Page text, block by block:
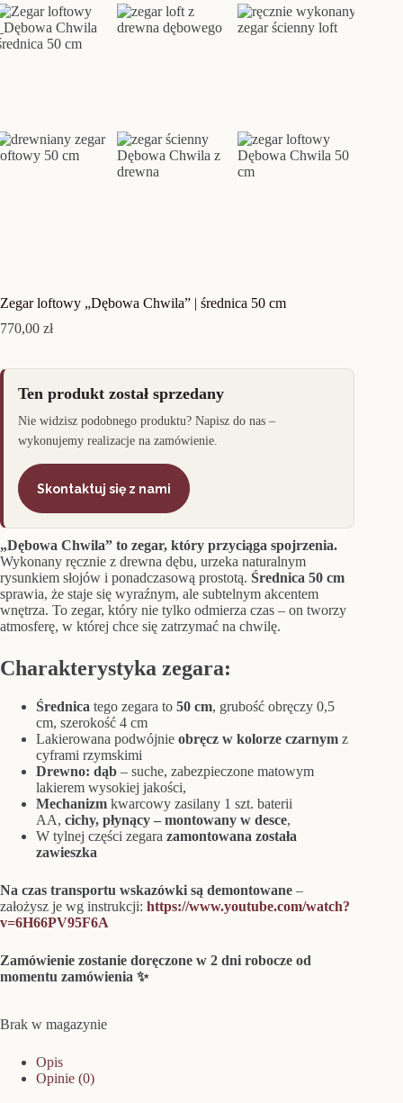
Zegar loftowy „Dębowa Chwila” | średnica 50 cm
770,00 zł
Ten produkt został sprzedany
Nie widzisz podobnego produktu? Napisz do nas –
wykonujemy realizacje na zamówienie.
Skontaktuj się z nami
„Dębowa Chwila” to zegar, który przyciąga spojrzenia.
Wykonany ręcznie z drewna dębu, urzeka naturalnym
rysunkiem słojów i ponadczasową prostotą. Średnica 50 cm
sprawia, że staje się wyraźnym, ale subtelnym akcentem
wnętrza. To zegar, który nie tylko odmierza czas – on tworzy
atmosferę, w której chce się zatrzymać na chwilę.
Charakterystyka zegara:
Średnica tego zegara to 50 cm, grubość obręczy 0,5
cm, szerokość 4 cm
Lakierowana podwójnie obręcz w kolorze czarnym z
cyframi rzymskimi
Drewno: dąb – suche, zabezpieczone matowym
lakierem wysokiej jakości,
Mechanizm kwarcowy zasilany 1 szt. baterii
AA, cichy, płynący – montowany w desce,
W tylnej części zegara zamontowana została
zawieszka
Na czas transportu wskazówki są demontowane –
założysz je wg instrukcji: https://www.youtube.com/watch?
v=6H66PV95F6A
Zamówienie zostanie doręczone w 2 dni robocze od
momentu zamówienia ✨
Brak w magazynie
Opis
Opinie (0)